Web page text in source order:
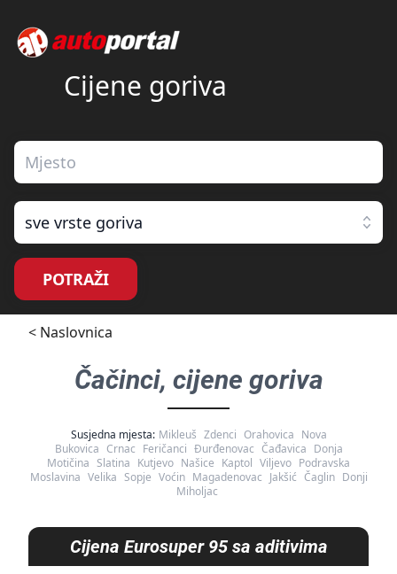
Cijene goriva
sve vrste goriva
POTRAŽI
< Naslovnica
Čačinci, cijene goriva
Susjedna mjesta: Mikleuš Zdenci Orahovica Nova
Bukovica Crnac Feričanci Đurđenovac Čađavica Donja
Motičina Slatina Kutjevo Našice Kaptol Viljevo Podravska
Moslavina Velika Sopje Voćin Magadenovac Jakšić Čaglin Donji
Miholjac
Cijena Eurosuper 95 sa aditivima